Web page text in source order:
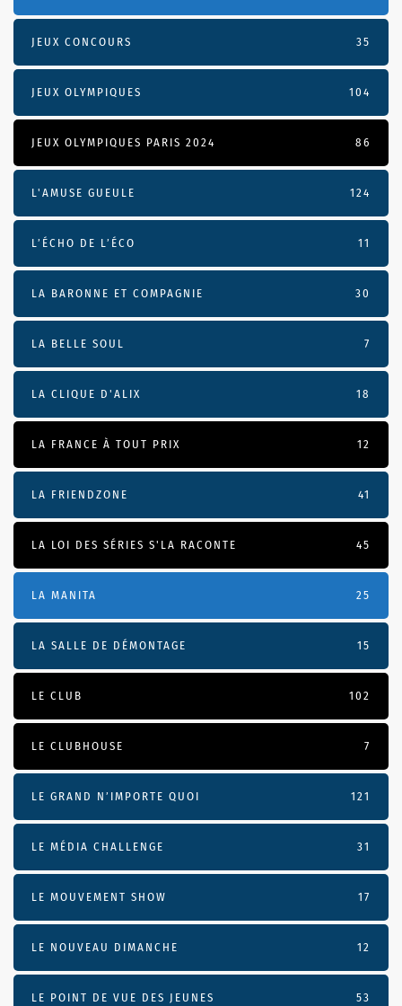
JEUX CONCOURS 35
JEUX OLYMPIQUES 104
JEUX OLYMPIQUES PARIS 2024 86
L'AMUSE GUEULE 124
L’ÉCHO DE L’ÉCO 11
LA BARONNE ET COMPAGNIE 30
LA BELLE SOUL 7
LA CLIQUE D'ALIX 18
LA FRANCE À TOUT PRIX 12
LA FRIENDZONE 41
LA LOI DES SÉRIES S'LA RACONTE 45
LA MANITA 25
LA SALLE DE DÉMONTAGE 15
LE CLUB 102
LE CLUBHOUSE 7
LE GRAND N’IMPORTE QUOI 121
LE MÉDIA CHALLENGE 31
LE MOUVEMENT SHOW 17
LE NOUVEAU DIMANCHE 12
LE POINT DE VUE DES JEUNES 53